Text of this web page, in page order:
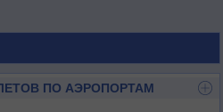
ПО АЭРОПОРТАМ